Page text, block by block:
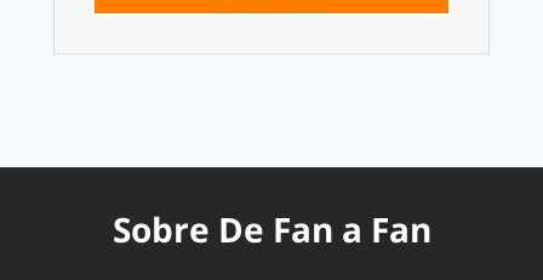
Sobre De Fan a Fan